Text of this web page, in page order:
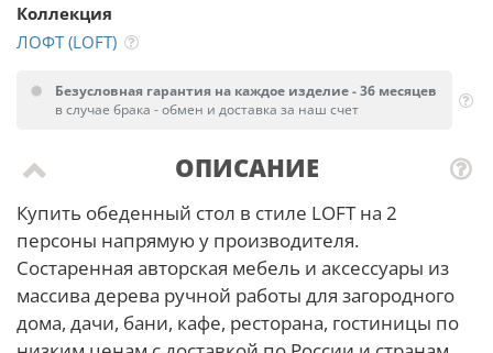
Коллекция
ЛОФТ (LOFT)
Безусловная гарантия на каждое изделие - 36 месяцев
в случае брака - обмен и доставка за наш счет
ОПИСАНИЕ
Купить обеденный стол в стиле LOFT на 2
персоны напрямую у производителя.
Состаренная авторская мебель и аксессуары из
массива дерева ручной работы для загородного
дома, дачи, бани, кафе, ресторана, гостиницы по